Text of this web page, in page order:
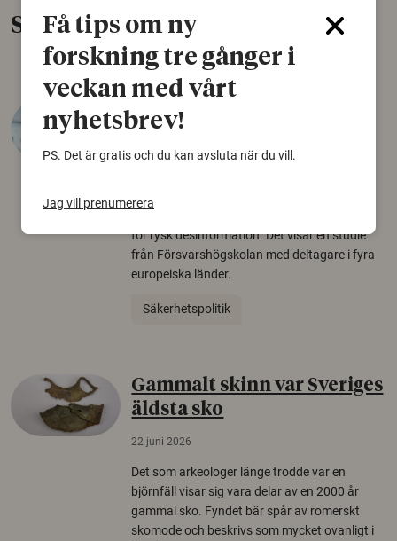
Senaste nytt
Varför tror vissa på rysk
desinformation?
för rysk desinformation. Det visar en studie
från Försvarshögskolan med deltagare i fyra
europeiska länder.
Säkerhetspolitik
Gammalt skinn var Sveriges
äldsta sko
22 juni 2026
Det som arkeologer länge trodde var en
björnfäll visar sig vara delar av en 2000 år
gammal sko. Fyndet bär spår av romerskt
skomode och beskrivs som mycket ovanligt i
Få tips om ny
forskning tre gånger i
veckan med vårt
nyhetsbrev!
PS. Det är gratis och du kan avsluta när du vill.
Jag vill prenumerera